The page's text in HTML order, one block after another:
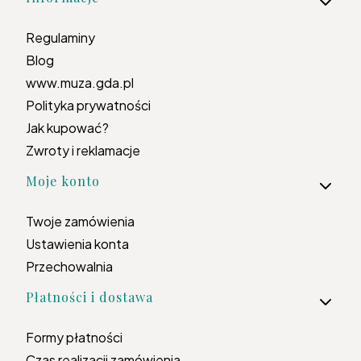
Regulaminy
Blog
www.muza.gda.pl
Polityka prywatności
Jak kupować?
Zwroty i reklamacje
Moje konto
Twoje zamówienia
Ustawienia konta
Przechowalnia
Płatności i dostawa
Formy płatności